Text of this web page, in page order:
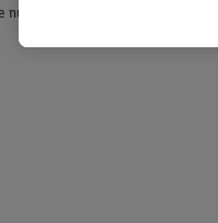
nur in haushaltsüblichen